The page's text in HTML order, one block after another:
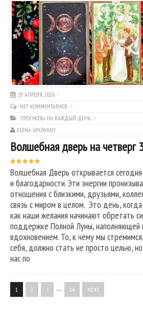
29 АПРЕЛЯ, 2026
НЕТ КОММЕНТАРИЕВ
ПРОГНОЗЫ НА КАЖДЫЙ ДЕНЬ
ELENA SHUWANY
Волшебная дверь на четверг
Волшебная Дверь открывается
и благодарности. Эти энергии
отношения с близкими, друзьями,
связь с миром в целом. Это день,
как наши желания начинают обретать
поддержке Полной Луны, наполняющей
вдохновением. То, к чему мы
себя, должно стать не просто целью,
нас по
1 2 3 … 14 NEXT